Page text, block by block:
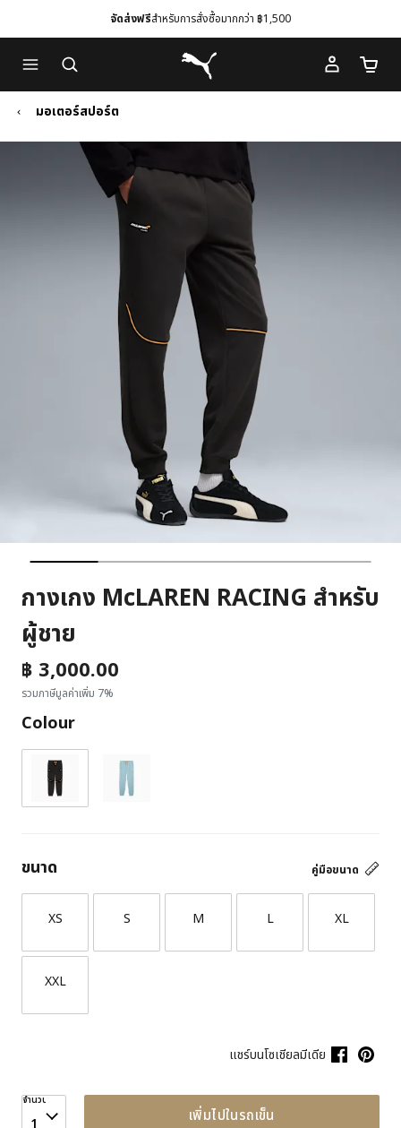
to
Main
content
to
Footer
Content
จัดส่งฟรีสำหรับการสั่งซื้อมากกว่า ฿1,500
Puma โฮม
จำนว
มอเตอร์สปอร์ต
กางเกง McLAREN RACING สำหรับ
ผู้ชาย
฿ 3,000.00
รวมภาษีมูลค่าเพิ่ม 7%
Colour
คู่มือขนาด
ขนาด
XS S M L XL
XXL
แชร์บนโซเชียลมีเดีย
จำนวน
1 เพิ่มไปในรถเข็น